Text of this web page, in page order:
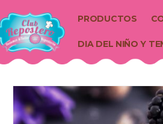
PRODUCTOS
DIA DEL NIÑO Y